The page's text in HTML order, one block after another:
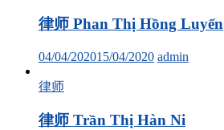
律师 Phan Thị Hồng Luyến
04/04/202015/04/2020 admin
律师
律师 Trần Thị Hàn Ni